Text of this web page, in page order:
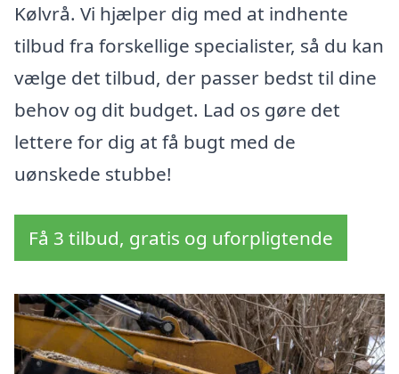
Kølvrå. Vi hjælper dig med at indhente
tilbud fra forskellige specialister, så du kan
vælge det tilbud, der passer bedst til dine
behov og dit budget. Lad os gøre det
lettere for dig at få bugt med de
uønskede stubbe!
Få 3 tilbud, gratis og uforpligtende